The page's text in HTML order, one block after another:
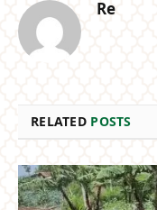
Re
RELATED POSTS